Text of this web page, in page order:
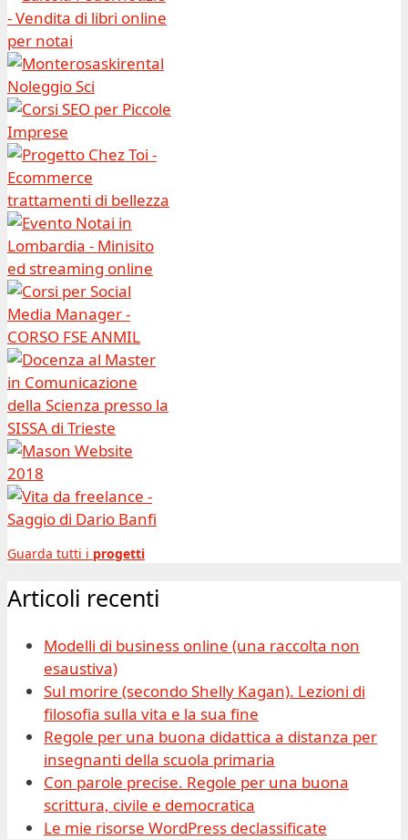
Guarda tutti i progetti
Articoli recenti
Modelli di business online (una raccolta non
esaustiva)
Sul morire (secondo Shelly Kagan). Lezioni di
filosofia sulla vita e la sua fine
Regole per una buona didattica a distanza per
insegnanti della scuola primaria
Con parole precise. Regole per una buona
scrittura, civile e democratica
Le mie risorse WordPress declassificate